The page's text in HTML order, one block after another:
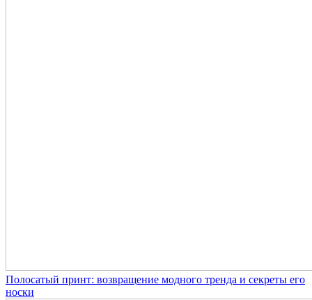
Полосатый принт: возвращение модного тренда и секреты его
носки